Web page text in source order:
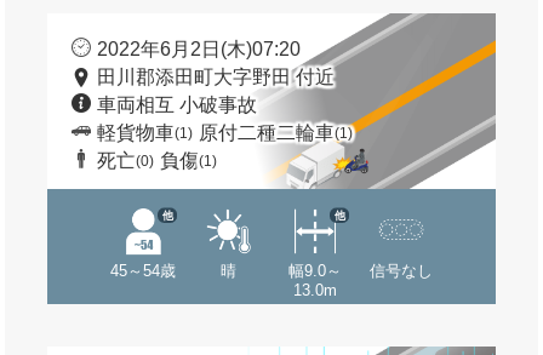
2022年6月2日(木)07:20
田川郡添田町大字野田 付近
車両相互 小破事故
軽貨物車(1) 原付二種二輪車(1)
死亡(0) 負傷(1)
45～54歳
他
晴
幅9.0～
13.0m
他
信号なし